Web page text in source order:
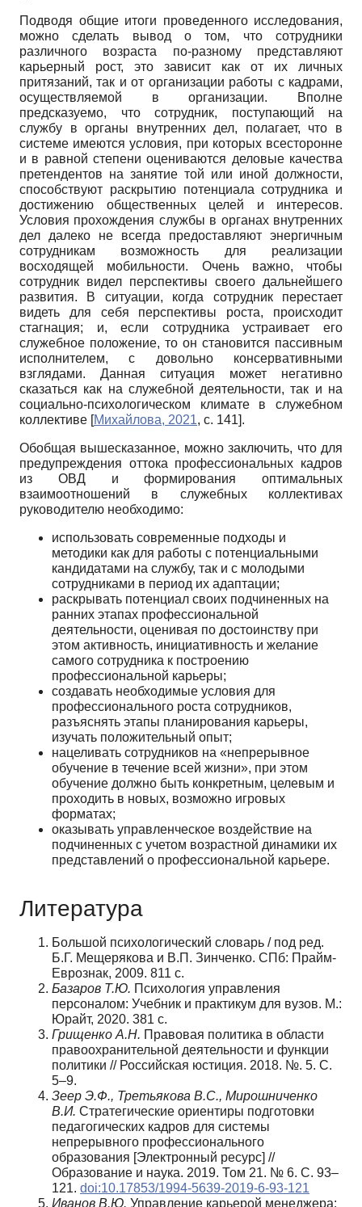
Подводя общие итоги проведенного исследования,
можно сделать вывод о том, что сотрудники
различного возраста по-разному представляют
карьерный рост, это зависит как от их личных
притязаний, так и от организации работы с кадрами,
осуществляемой в организации. Вполне
предсказуемо, что сотрудник, поступающий на
службу в органы внутренних дел, полагает, что в
системе имеются условия, при которых всесторонне
и в равной степени оцениваются деловые качества
претендентов на занятие той или иной должности,
способствуют раскрытию потенциала сотрудника и
достижению общественных целей и интересов.
Условия прохождения службы в органах внутренних
дел далеко не всегда предоставляют энергичным
сотрудникам возможность для реализации
восходящей мобильности. Очень важно, чтобы
сотрудник видел перспективы своего дальнейшего
развития. В ситуации, когда сотрудник перестает
видеть для себя перспективы роста, происходит
стагнация; и, если сотрудника устраивает его
служебное положение, то он становится пассивным
исполнителем, с довольно консервативными
взглядами. Данная ситуация может негативно
сказаться как на служебной деятельности, так и на
социально-психологическом климате в служебном
коллективе [Михайлова, 2021, с. 141].
Обобщая вышесказанное, можно заключить, что для
предупреждения оттока профессиональных кадров
из ОВД и формирования оптимальных
взаимоотношений в служебных коллективах
руководителю необходимо:
использовать современные подходы и
методики как для работы с потенциальными
кандидатами на службу, так и с молодыми
сотрудниками в период их адаптации;
раскрывать потенциал своих подчиненных на
ранних этапах профессиональной
деятельности, оценивая по достоинству при
этом активность, инициативность и желание
самого сотрудника к построению
профессиональной карьеры;
создавать необходимые условия для
профессионального роста сотрудников,
разъяснять этапы планирования карьеры,
изучать положительный опыт;
нацеливать сотрудников на «непрерывное
обучение в течение всей жизни», при этом
обучение должно быть конкретным, целевым и
проходить в новых, возможно игровых
форматах;
оказывать управленческое воздействие на
подчиненных с учетом возрастной динамики их
представлений о профессиональной карьере.
Литература
Большой психологический словарь / под ред.
Б.Г. Мещерякова и В.П. Зинченко. СПб: Прайм-
Еврознак, 2009. 811 с.
Базаров Т.Ю. Психология управления
персоналом: Учебник и практикум для вузов. М.:
Юрайт, 2020. 381 с.
Грищенко А.Н. Правовая политика в области
правоохранительной деятельности и функции
политики // Российская юстиция. 2018. №. 5. С.
5–9.
Зеер Э.Ф., Третьякова В.С., Мирошниченко
В.И. Стратегические ориентиры подготовки
педагогических кадров для системы
непрерывного профессионального
образования [Электронный ресурс] //
Образование и наука. 2019. Том 21. № 6. С. 93–
121. doi:10.17853/1994-5639-2019-6-93-121
Иванов В.Ю. Управление карьерой менеджера: